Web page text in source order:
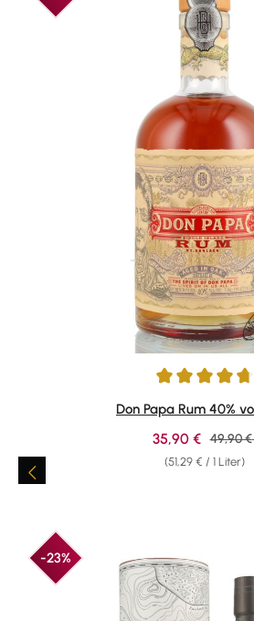
Durchschnittliche Bewertung von
Don Papa Rum 40%
(51,29 € / 1 Liter)
35,90 € 49,90 €
-23%